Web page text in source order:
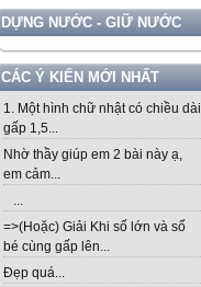
DỰNG NƯỚC - GIỮ NƯỚC
CÁC Ý KIẾN MỚI NHẤT
1. Một hình chữ nhật có chiều dài
gấp 1,5...
Nhờ thầy giúp em 2 bài này ạ,
em cảm...
...
=>(Hoặc) Giải Khi số lớn và số
bé cùng gấp lên...
Đẹp quá...